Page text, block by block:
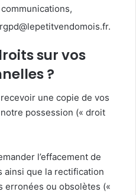
sur vos
?
une copie de vos
possession (« droit
l’effacement de
ainsi que la rectification
erronées ou obsolètes («